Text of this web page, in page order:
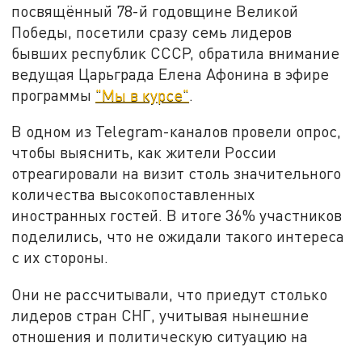
посвящённый 78-й годовщине Великой
Победы, посетили сразу семь лидеров
бывших республик СССР, обратила внимание
ведущая Царьграда Елена Афонина в эфире
программы "Мы в курсе".
В одном из Telegram-каналов провели опрос,
чтобы выяснить, как жители России
отреагировали на визит столь значительного
количества высокопоставленных
иностранных гостей. В итоге 36% участников
поделились, что не ожидали такого интереса
с их стороны.
Они не рассчитывали, что приедут столько
лидеров стран СНГ, учитывая нынешние
отношения и политическую ситуацию на